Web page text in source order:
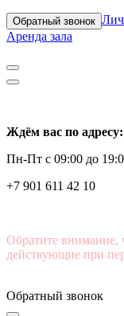
Обратный звонок
Аренда зала
Ждём вас по адресу:
Пн-Пт с 09:00 до
+7 901 611 42 10
Обратите внимание,
действующие при
Обратный звонок